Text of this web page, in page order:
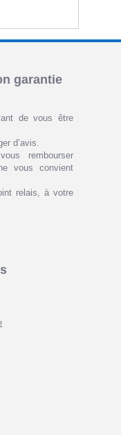
garantie
de vous être
d’avis.
rembourser
vous convient
relais, à votre